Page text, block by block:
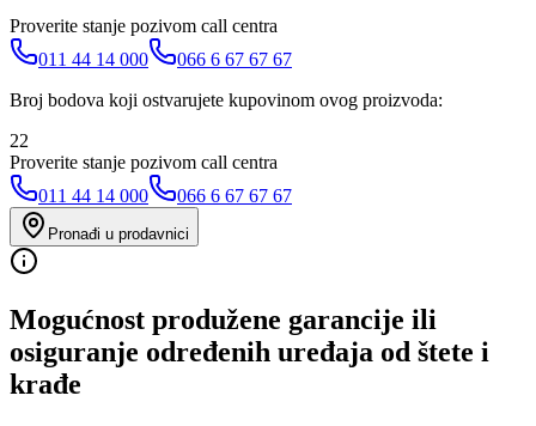
Proverite stanje pozivom call centra
011 44 14 000
066 6 67 67 67
Broj bodova koji ostvarujete kupovinom ovog proizvoda:
22
Proverite stanje pozivom call centra
011 44 14 000
066 6 67 67 67
Pronađi u prodavnici
Mogućnost produžene garancije ili
osiguranje određenih uređaja od štete i
krađe